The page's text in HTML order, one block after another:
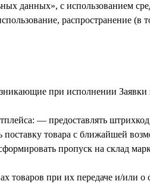
данных», с использованием
распространение (в
при исполнении Заявки
— предоставлять
товара с ближайшей
пропуск на склад
товаров при их передаче и/или